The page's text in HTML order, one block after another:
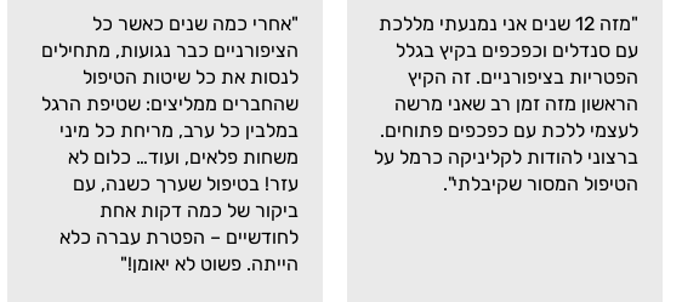
"מזה 12 שנים אני נמנעתי מללכת
עם סנדלים וכפכפים בקיץ בגלל
הפטריות בציפורניים. זה הקיץ
הראשון מזה זמן רב שאני מרשה
לעצמי ללכת עם כפכפים פתוחים.
ברצוני להודות לקליניקה כרמל על
הטיפול המסור שקיבלתי".
"אחרי כמה שנים כאשר כל
הציפורניים כבר נגועות, מתחילים
לנסות את כל שיטות הטיפול
שהחברים ממליצים: שטיפת הרגל
במלבין כל ערב, מריחת כל מיני
משחות פלאים, ועוד… כלום לא
עזר! בטיפול שערך כשנה, עם
ביקור של כמה דקות אחת
לחודשיים – הפטרת עברה כלא
הייתה. פשוט לא יאומן!"